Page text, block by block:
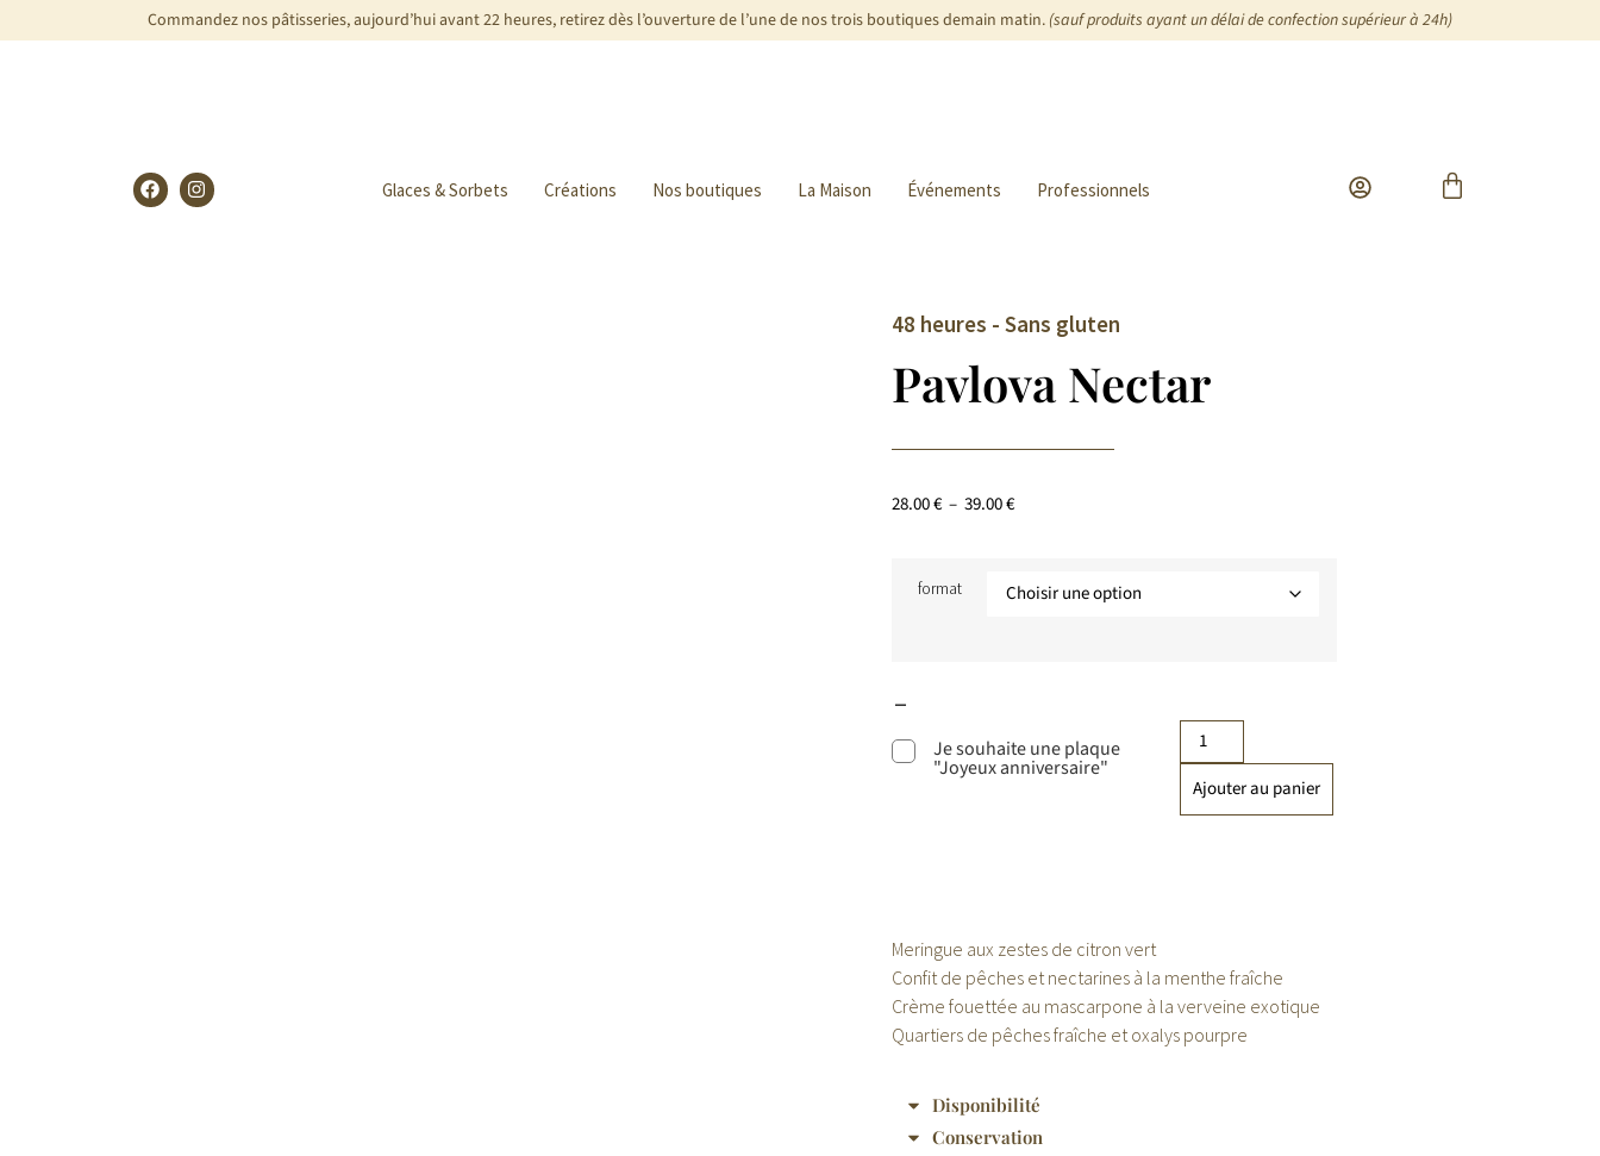
Commandez nos pâtisseries, aujourd’hui avant 22 heures, retirez dès l’ouverture de l’une de nos trois boutiques demain matin. (sauf produits ayant un délai de confection supérieur à 24h)
Glaces & Sorbets Créations Nos boutiques La Maison Événements Professionnels
48 heures - Sans gluten
Pavlova Nectar
28.00€ – 39.00€
format
Je souhaite une plaque
"Joyeux anniversaire"
Ajouter au panier
Meringue aux zestes de citron vert
Confit de pêches et nectarines à la menthe fraîche
Crème fouettée au mascarpone à la verveine exotique
Quartiers de pêches fraîche et oxalys pourpre
Disponibilité
Conservation